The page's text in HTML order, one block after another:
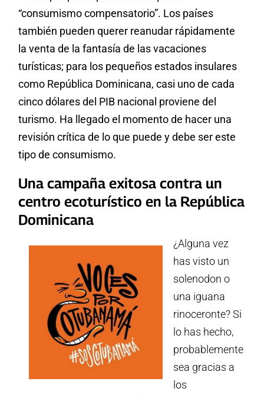
“consumismo compensatorio”. Los países
también pueden querer reanudar rápidamente
la venta de la fantasía de las vacaciones
turísticas; para los pequeños estados insulares
como República Dominicana, casi uno de cada
cinco dólares del PIB nacional proviene del
turismo. Ha llegado el momento de hacer una
revisión crítica de lo que puede y debe ser este
tipo de consumismo.
Una campaña exitosa contra un
centro ecoturístico en la República
Dominicana
¿Alguna vez
has visto un
solenodon o
una iguana
rinoceronte? Si
lo has hecho,
probablemente
sea gracias a
los